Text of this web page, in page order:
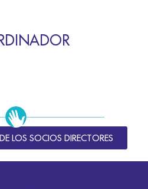
LOS SOCIOS DIRECTORES